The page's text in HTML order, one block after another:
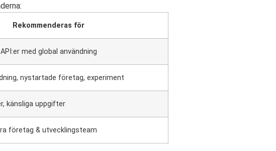
Rekommenderas för
med global användning
nystartade företag, experiment
känsliga uppgifter
företag & utvecklingsteam